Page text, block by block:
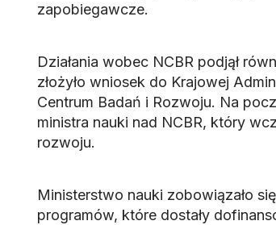
zapobiegawcze.
Działania wobec NCBR podjął
złożyło wniosek do Krajowej
Centrum Badań i Rozwoju. Na
ministra nauki nad NCBR, który
rozwoju.
Ministerstwo nauki zobowiązało
programów, które dostały